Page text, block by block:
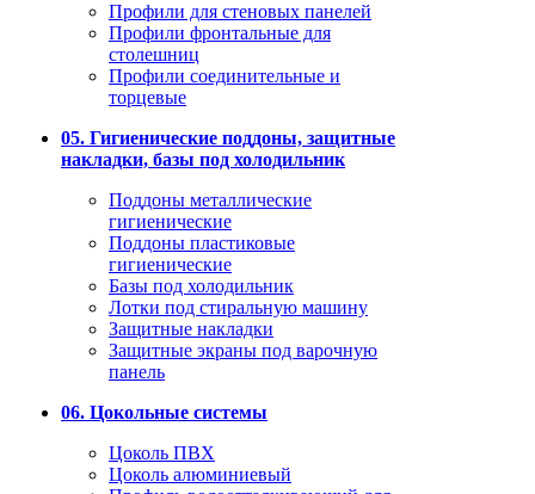
Профили для стеновых панелей
Профили фронтальные для
столешниц
Профили соединительные и
торцевые
05. Гигиенические поддоны, защитные
накладки, базы под холодильник
Поддоны металлические
гигиенические
Поддоны пластиковые
гигиенические
Базы под холодильник
Лотки под стиральную машину
Защитные накладки
Защитные экраны под варочную
панель
06. Цокольные системы
Цоколь ПВХ
Цоколь алюминиевый